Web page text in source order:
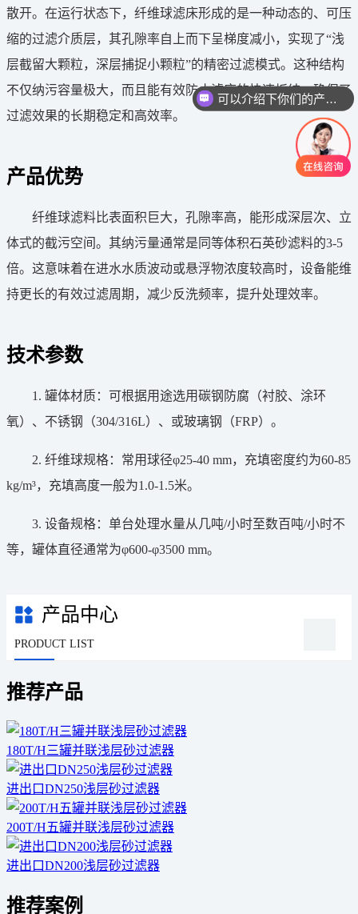
散开。在运行状态下，纤维球滤床形成的是一种动态的、可压
缩的过滤介质层，其孔隙率自上而下呈梯度减小，实现了“浅
层截留大颗粒，深层捕捉小颗粒”的精密过滤模式。这种结构
不仅纳污容量极大，而且能有效防止滤床的快速板结，确保了
过滤效果的长期稳定和高效率。
产品优势
纤维球滤料比表面积巨大，孔隙率高，能形成深层次、立
体式的截污空间。其纳污量通常是同等体积石英砂滤料的3-5
倍。这意味着在进水水质波动或悬浮物浓度较高时，设备能维
持更长的有效过滤周期，减少反洗频率，提升处理效率。
技术参数
1. 罐体材质：可根据用途选用碳钢防腐（衬胶、涂环
氧）、不锈钢（304/316L）、或玻璃钢（FRP） 。
2. 纤维球规格：常用球径φ25-40 mm，充填密度约为60-85
kg/m³，充填高度一般为1.0-1.5米。
3. 设备规格：单台处理水量从几吨/小时至数百吨/小时不
等，罐体直径通常为φ600-φ3500 mm。
产品中心
PRODUCT LIST
推荐产品
180T/H三罐并联浅层砂过滤器
进出口DN250浅层砂过滤器
200T/H五罐并联浅层砂过滤器
进出口DN200浅层砂过滤器
推荐案例